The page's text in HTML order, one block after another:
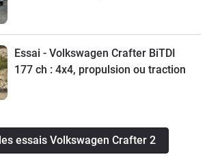
Essai - Volkswagen Crafter BiTDI
177 ch : 4x4, propulsion ou traction
essais Volkswagen Crafter 2